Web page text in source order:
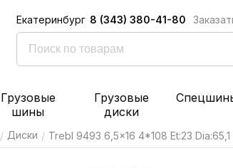
Екатеринбург 8 (343) 380-41-80
Грузовые
шины
Грузовые
диски
/ Диски / Trebl 9493 6,5x16 4*108 Et:23 Dia:65,1